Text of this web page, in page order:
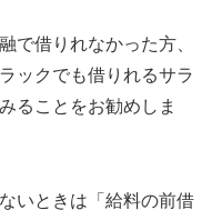
で借りれなかった方、
ックでも借りれるサラ
ることをお勧めしま
いときは「給料の前借